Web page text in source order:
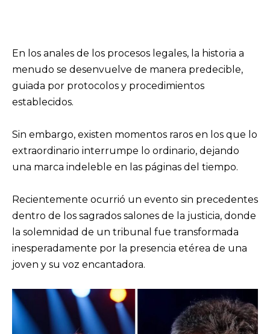
En los anales de los procesos legales, la historia a
menudo se desenvuelve de manera predecible,
guiada por protocolos y procedimientos
establecidos.
Sin embargo, existen momentos raros en los que lo
extraordinario interrumpe lo ordinario, dejando
una marca indeleble en las páginas del tiempo.
Recientemente ocurrió un evento sin precedentes
dentro de los sagrados salones de la justicia, donde
la solemnidad de un tribunal fue transformada
inesperadamente por la presencia etérea de una
joven y su voz encantadora.